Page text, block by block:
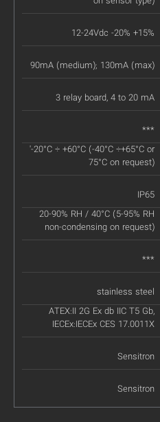
12-24Vdc -20% +15%
90mA (medium); 130mA (max)
3 relay board, 4 to 20 mA
***
'-20°C ÷ +60°C (-40°C ÷+65°C or
75°C on request)
IP65
20-90% RH / 40°C (5-95% RH
non-condensing on request)
***
stainless steel
ATEX:II 2G Ex db IIC T5 Gb,
IECEx:IECEx CES 17.0011X
Sensitron
Sensitron